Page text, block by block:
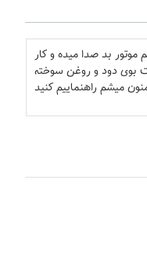
وقتی استارت میزنم موتور بد صدا میده و کار
بوی دود و روغن سوخته
میشم راهنماییم کنید